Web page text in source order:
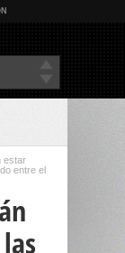
estar
entre el